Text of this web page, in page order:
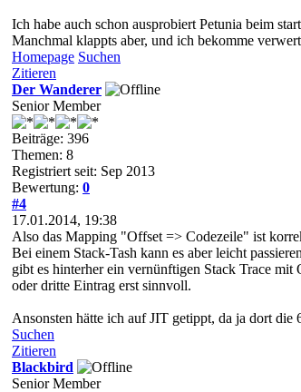
Ich habe auch schon ausprobiert Petunia beim
Manchmal klappts aber, und ich bekomme
Homepage Suchen
Zitieren
Der Wanderer
Senior Member
Beiträge: 396
Themen: 8
Registriert seit: Sep 2013
Bewertung: 0
#4
17.01.2014, 19:38
Also das Mapping "Offset => Codezeile" ist
Bei einem Stack-Tash kann es aber leicht
gibt es hinterher ein vernünftigen Stack Trace
oder dritte Eintrag erst sinnvoll.
Ansonsten hätte ich auf JIT getippt, da ja dort
Suchen
Zitieren
Blackbird
Senior Member